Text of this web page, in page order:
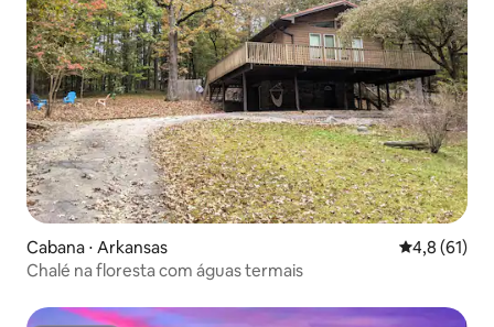
Cabana ⋅ Arkansas 4,8 de uma
4,8 (61)
Chalé na floresta com águas termais